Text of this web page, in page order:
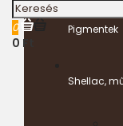
Pigmentek
Shellac,
0
0 Ft